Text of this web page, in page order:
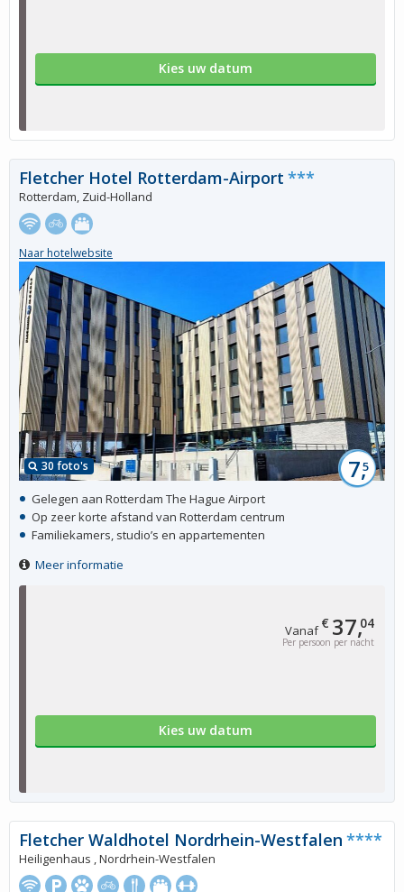
Kies uw datum
Vanaf€ 37,04
Per persoon per nacht
Kies uw datum
30 foto's 7,5
Fletcher Hotel Rotterdam-Airport ***
Rotterdam, Zuid-Holland
Naar hotelwebsite
Gelegen aan Rotterdam The Hague Airport
Op zeer korte afstand van Rotterdam centrum
Familiekamers, studio’s en appartementen
Meer informatie
Fletcher Waldhotel Nordrhein-Westfalen ****
Heiligenhaus , Nordrhein-Westfalen